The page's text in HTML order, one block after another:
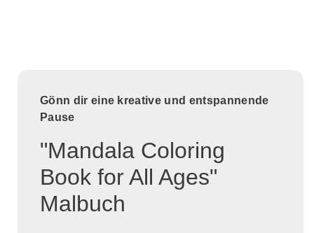
Gönn dir eine kreative und entspannende
Pause
"Mandala Coloring
Book for All Ages"
Malbuch